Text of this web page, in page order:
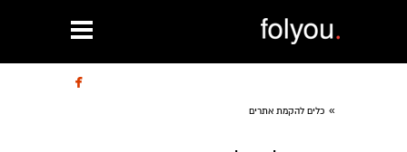

» כלים להקמת אתרים